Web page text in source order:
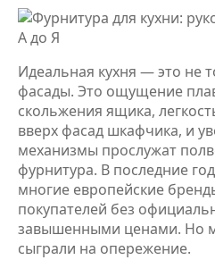
Идеальная кухня — это не
фасады. Это ощущение
скольжения ящика,
вверх фасад шкафчика, и
механизмы прослужат
фурнитура. В последние
многие европейские
покупателей без
завышенными ценами. Но
сыграли на опережение.